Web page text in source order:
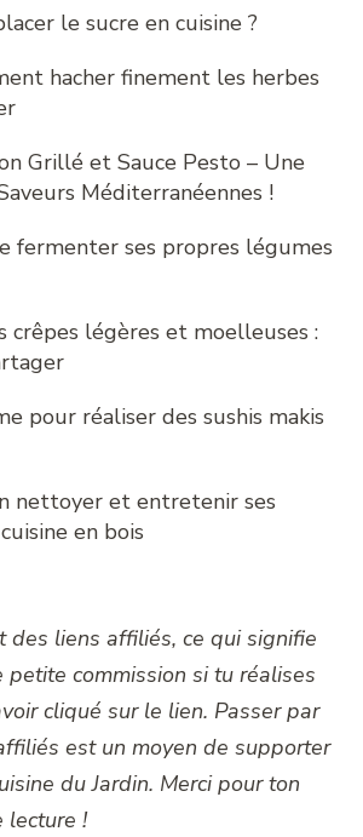
le sucre en cuisine ?
hacher finement les herbes
Grillé et Sauce Pesto – Une
Méditerranéennes !
fermenter ses propres légumes
crêpes légères et moelleuses :
pour réaliser des sushis makis
nettoyer et entretenir ses
en bois
des liens affiliés, ce qui signifie
petite commission si tu réalises
cliqué sur le lien. Passer par
est un moyen de supporter
du Jardin. Merci pour ton
lecture !